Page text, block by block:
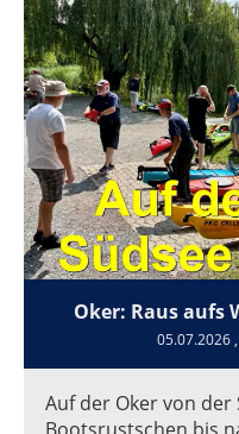
Oker: Raus aufs
05.07.2026,
Auf der Oker von der